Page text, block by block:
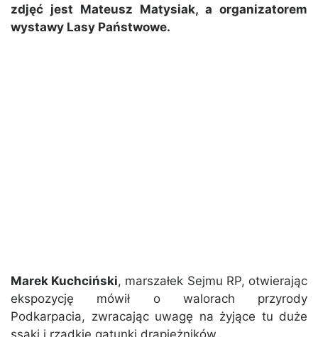
zdjęć jest Mateusz Matysiak, a organizatorem
wystawy Lasy Państwowe.
Marek Kuchciński, marszałek Sejmu RP, otwierając
ekspozycję mówił o walorach przyrody
Podkarpacia, zwracając uwagę na żyjące tu duże